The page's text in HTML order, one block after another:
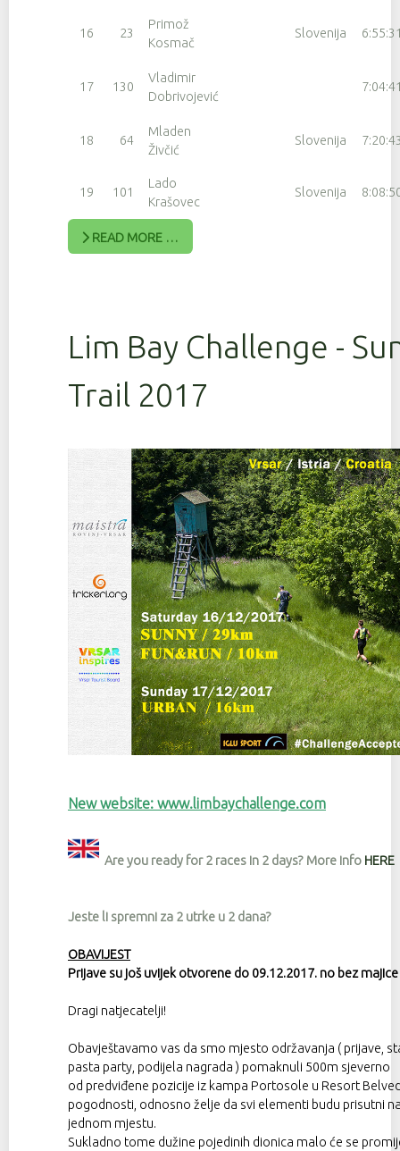
16 23
Primož
Kosmač
Slovenija
17 130
Vladimir
Dobrivojević
18 64
Mladen
Živčić
Slovenija
19 101
Lado
Krašovec
Slovenija
READ MORE …
Lim Bay Challenge -
Trail 2017
New website: www.limbaychallenge.com
Are you ready for 2 races in 2 days? More info HERE
Jeste li spremni za 2 utrke u 2 dana?
OBAVIJEST
Prijave su još uvijek otvorene do 09.12.2017. no bez
Dragi natjecatelji!
Obavještavamo vas da smo mjesto održavanja ( prijave,
pasta party, podijela nagrada ) pomaknuli 500m sjeverno
od predviđene pozicije iz kampa Portosole u Resort
pogodnosti, odnosno želje da svi elementi budu prisutni
jednom mjestu.
Sukladno tome dužine pojedinih dionica malo će se